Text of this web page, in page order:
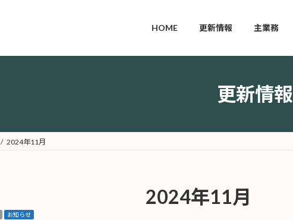
HOME 更新情報 主業務
更新情報
2024年11月
2024年11月
お知らせ